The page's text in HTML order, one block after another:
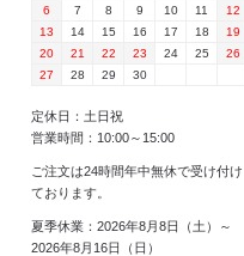
6
7 8 9 10 11
12
13
14 15 16 17 18
19
20
21 22 23 24 25
26
27
28 29 30
定休日：土日祝
営業時間：10:00～15:00
ご注文は24時間年中無休で受け付け
ております。
夏季休業：2026年8月8日（土）～
2026年8月16日（日）